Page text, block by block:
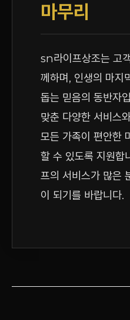
마무리
sn라이프상조는 고
께하며, 인생의 마지
돕는 믿음의 동반자
맞춘 다양한 서비스
모든 가족이 편안한
할 수 있도록 지원합
프의 서비스가 많은
이 되기를 바랍니다.